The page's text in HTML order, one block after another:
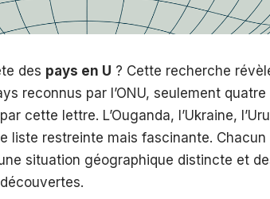
des pays en U ? Cette recherche
reconnus par l’ONU, seulement
cette lettre. L’Ouganda, l’Ukraine,
liste restreinte mais fascinante.
situation géographique distincte et